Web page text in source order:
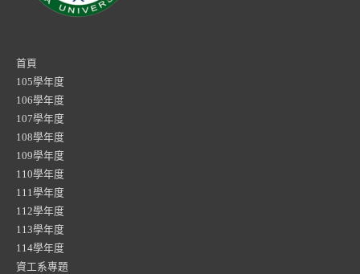
首頁
105學年度
106學年度
107學年度
108學年度
109學年度
110學年度
111學年度
112學年度
113學年度
114學年度
資工系專題